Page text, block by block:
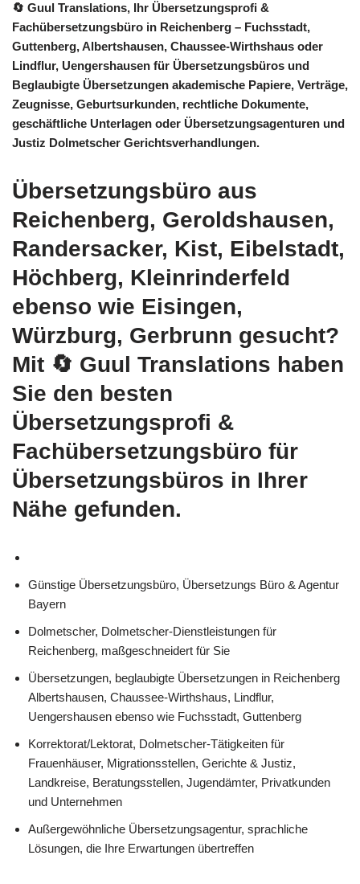
🔄 Guul Translations, Ihr Übersetzungsprofi &
Fachübersetzungsbüro in Reichenberg – Fuchsstadt,
Guttenberg, Albertshausen, Chaussee-Wirthshaus oder
Lindflur, Uengershausen für Übersetzungsbüros und
Beglaubigte Übersetzungen akademische Papiere, Verträge,
Zeugnisse, Geburtsurkunden, rechtliche Dokumente,
geschäftliche Unterlagen oder Übersetzungsagenturen und
Justiz Dolmetscher Gerichtsverhandlungen.
Übersetzungsbüro aus
Reichenberg, Geroldshausen,
Randersacker, Kist, Eibelstadt,
Höchberg, Kleinrinderfeld
ebenso wie Eisingen,
Würzburg, Gerbrunn gesucht?
Mit 🔄 Guul Translations haben
Sie den besten
Übersetzungsprofi &
Fachübersetzungsbüro für
Übersetzungsbüros in Ihrer
Nähe gefunden.
Günstige Übersetzungsbüro, Übersetzungs Büro & Agentur
Bayern
Dolmetscher, Dolmetscher-Dienstleistungen für
Reichenberg, maßgeschneidert für Sie
Übersetzungen, beglaubigte Übersetzungen in Reichenberg
Albertshausen, Chaussee-Wirthshaus, Lindflur,
Uengershausen ebenso wie Fuchsstadt, Guttenberg
Korrektorat/Lektorat, Dolmetscher-Tätigkeiten für
Frauenhäuser, Migrationsstellen, Gerichte & Justiz,
Landkreise, Beratungsstellen, Jugendämter, Privatkunden
und Unternehmen
Außergewöhnliche Übersetzungsagentur, sprachliche
Lösungen, die Ihre Erwartungen übertreffen